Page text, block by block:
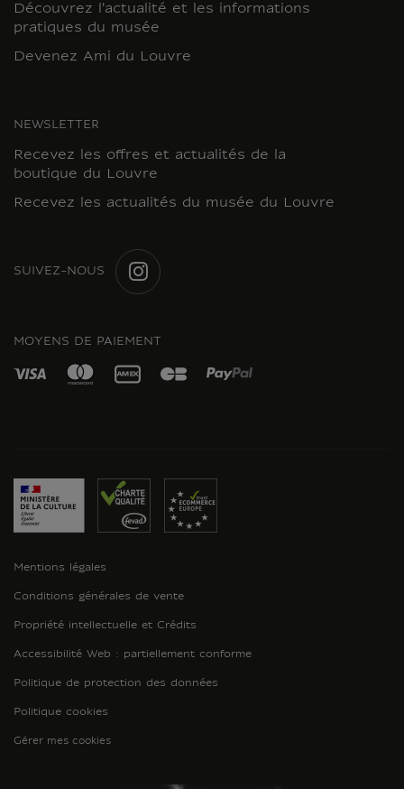
Découvrez l'actualité et les informations
pratiques du musée
Devenez Ami du Louvre
NEWSLETTER
Recevez les offres et actualités de la
boutique du Louvre
Recevez les actualités du musée du Louvre
SUIVEZ-NOUS
MOYENS DE PAIEMENT
Mentions légales
Conditions générales de vente
Propriété intellectuelle et Crédits
Accessibilité Web : partiellement conforme
Politique de protection des données
Politique cookies
Gérer mes cookies